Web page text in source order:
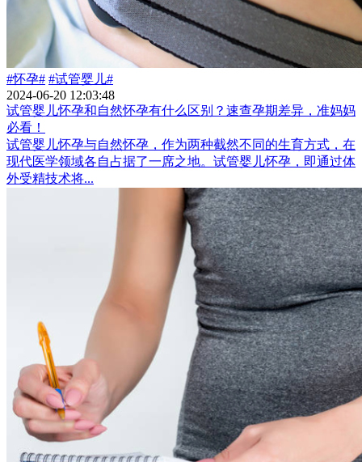
#怀孕# #试管婴儿#
2024-06-20 12:03:48
试管婴儿怀孕和自然怀孕有什么区别？速查孕期差异，准妈妈
必看！
试管婴儿怀孕与自然怀孕，作为两种截然不同的生育方式，在
现代医学领域各自占据了一席之地。试管婴儿怀孕，即通过体
外受精技术将...